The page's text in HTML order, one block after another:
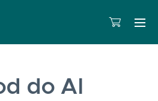
do AI